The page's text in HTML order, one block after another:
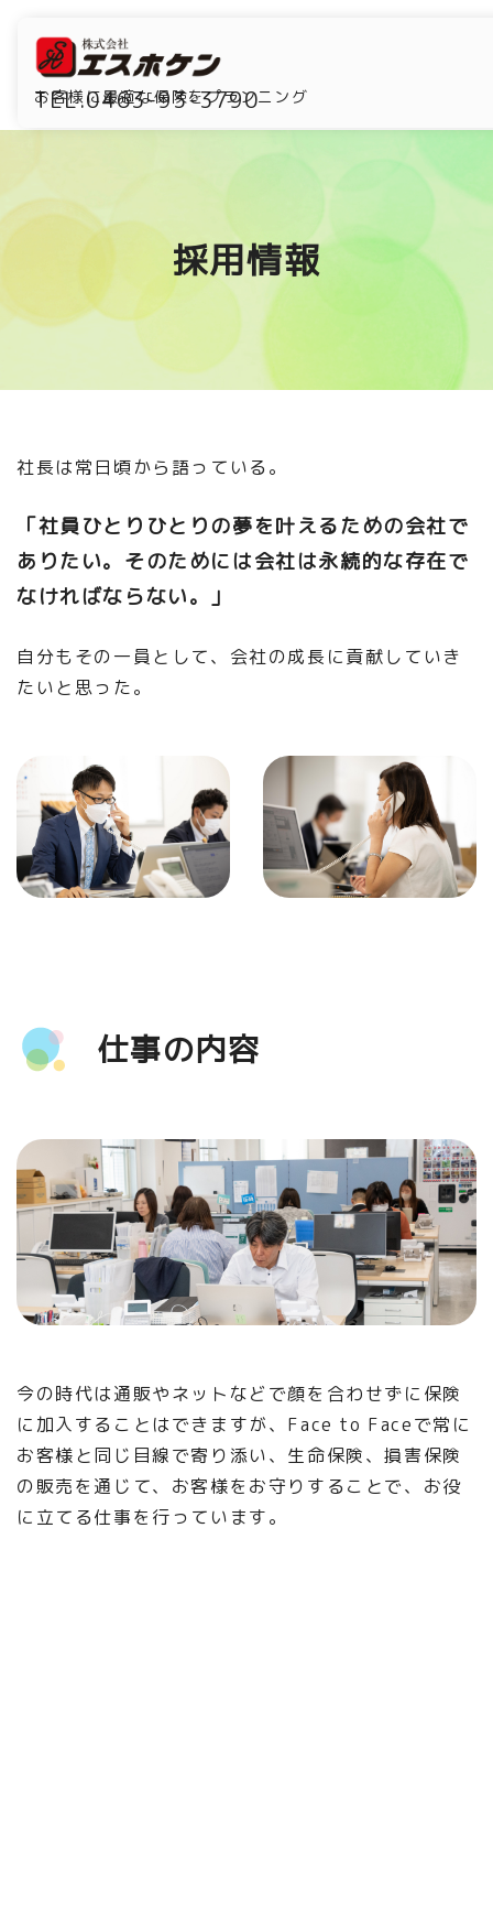
お客様に最適な保険をプランニング
TEL.0463-93-3790
採用情報
社長は常日頃から語っている。
「社員ひとりひとりの夢を叶えるための会社で
ありたい。そのためには会社は永続的な存在で
なければならない。」
自分もその一員として、会社の成長に貢献していき
たいと思った。
仕事の内容
今の時代は通販やネットなどで顔を合わせずに保険
に加入することはできますが、Face to Faceで常に
お客様と同じ目線で寄り添い、生命保険、損害保険
の販売を通じて、お客様をお守りすることで、お役
に立てる仕事を行っています。